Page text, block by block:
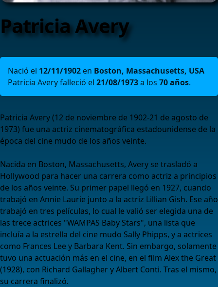
Patricia Avery
Nació el 12/11/1902 en Boston, Massachusetts, USA
Patricia Avery falleció el 21/08/1973a los 70 años.
Patricia Avery (12 de noviembre de 1902-21 de agosto de
1973) fue una actriz cinematográfica estadounidense de la
época del cine mudo de los años veinte.
Nacida en Boston, Massachusetts, Avery se trasladó a
Hollywood para hacer una carrera como actriz a principios
de los años veinte. Su primer papel llegó en 1927, cuando
trabajó en Annie Laurie junto a la actriz Lillian Gish. Ese año
trabajó en tres películas, lo cual le valió ser elegida una de
las trece actrices "WAMPAS Baby Stars", una lista que
incluía a la estrella del cine mudo Sally Phipps, y a actrices
como Frances Lee y Barbara Kent. Sin embargo, solamente
tuvo una actuación más en el cine, en el film Alex the Great
(1928), con Richard Gallagher y Albert Conti. Tras el mismo,
su carrera finalizó.